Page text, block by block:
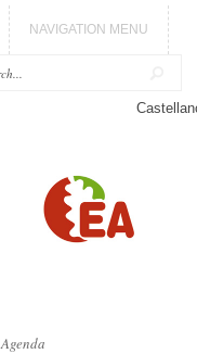
NAVIGATION MENU
Agenda